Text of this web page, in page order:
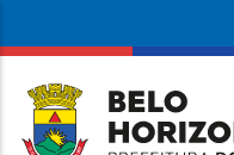
conteúdo
principal
da
Prefeitura